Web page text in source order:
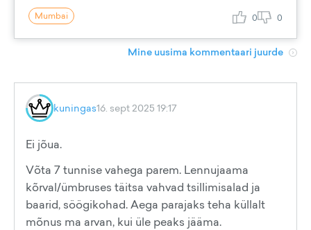
Mumbai 0 0
Mine uusima kommentaari juurde
kuningas16. sept 2025 19:17
Ei jõua.
Võta 7 tunnise vahega parem. Lennujaama
kõrval/ümbruses täitsa vahvad tsillimisalad ja
baarid, söögikohad. Aega parajaks teha küllalt
mõnus ma arvan, kui üle peaks jääma.